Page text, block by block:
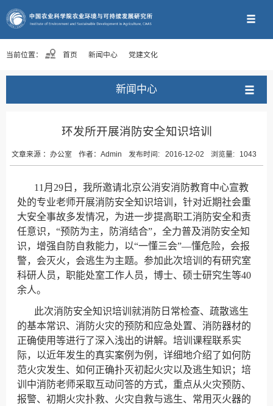
当前位置： 首页 新闻中心 党建文化
新闻中心
环发所开展消防安全知识培训
文章来源 ： 办公室 作者： Admin 发布时间: 2016-12-02 浏览量: 1043
11 月29日 ，我所邀请北京公消安消防教育中心宣教
处的专业老师开展消防安全知识培训，针对近期社会重
大安全事故多发情况，为进一步提高职工消防安全和责
任意识，“预防为主，防消结合”，全力普及消防安全知
识，增强自防自救能力，以“一懂三会”—懂危险，会报
警，会灭火，会逃生为主题。参加此次培训的有研究室
科研人员，职能处室工作人员，博士、硕士研究生等40
余人。
此次消防安全知识培训就消防日常检查、疏散逃生
的基本常识、消防火灾的预防和应急处置、消防器材的
正确使用等进行了深入浅出的讲解。培训课程联系实
际，以近年发生的真实案例为例，详细地介绍了如何防
范火灾发生、如何正确扑灭初起火灾以及逃生知识；培
训中消防老师采取互动问答的方式，重点从火灾预防、
报警、初期火灾扑救、火灾自救与逃生、常用灭火器的